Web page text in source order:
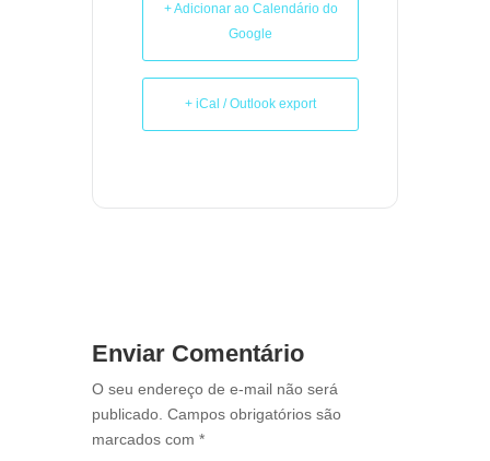
+ Adicionar ao Calendário do
Google
+ iCal / Outlook export
Enviar Comentário
O seu endereço de e-mail não será
publicado. Campos obrigatórios são
marcados com *